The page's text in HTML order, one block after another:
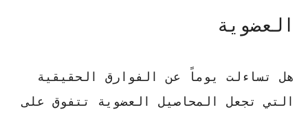
العضوية
هل تساءلت يوماً عن الفوارق الحقيقية
التي تجعل المحاصيل العضوية تتفوق على